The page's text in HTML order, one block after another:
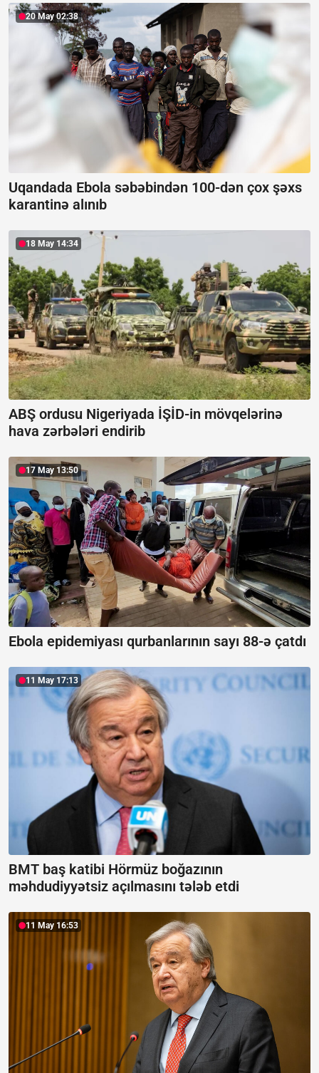
20 May 02:38
Uqandada Ebola səbəbindən 100-dən çox şəxs
karantinə alınıb
18 May 14:34
ABŞ ordusu Nigeriyada İŞİD-in mövqelərinə
hava zərbələri endirib
17 May 13:50
Ebola epidemiyası qurbanlarının sayı 88-ə çatdı
11 May 17:13
BMT baş katibi Hörmüz boğazının
məhdudiyyətsiz açılmasını tələb etdi
11 May 16:53